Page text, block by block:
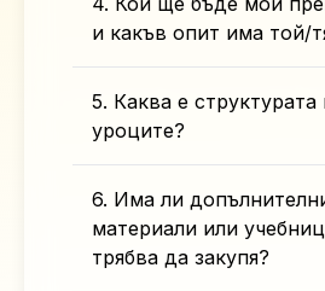
и какъв опит има той/
5. Каква е структурата
уроците?
6. Има ли
материали или
трябва да закупя?